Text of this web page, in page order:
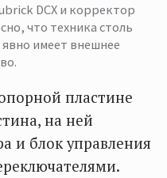
DCX и корректор
что техника столь
имеет внешнее
пластине
на ней
и блок управления